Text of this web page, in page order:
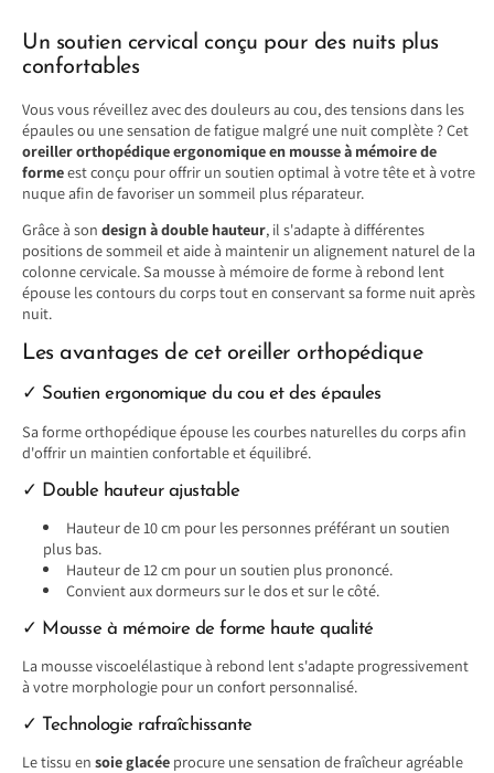
Un soutien cervical conçu pour des nuits plus
confortables
Vous vous réveillez avec des douleurs au cou, des tensions dans les
épaules ou une sensation de fatigue malgré une nuit complète ? Cet
oreiller orthopédique ergonomique en mousse à mémoire de
formeest conçu pour offrir un soutien optimal à votre tête et à votre
nuque afin de favoriser un sommeil plus réparateur.
Grâce à sondesign à double hauteur, il s'adapte à différentes
positions de sommeil et aide à maintenir un alignement naturel de la
colonne cervicale. Sa mousse à mémoire de forme à rebond lent
épouse les contours du corps tout en conservant sa forme nuit après
nuit.
Les avantages de cet oreiller orthopédique
✓ Soutien ergonomique du cou et des épaules
Sa forme orthopédique épouse les courbes naturelles du corps afin
d'offrir un maintien confortable et équilibré.
✓ Double hauteur ajustable
Hauteur de 10 cm pour les personnes préférant un soutien
plus bas.
Hauteur de 12 cm pour un soutien plus prononcé.
Convient aux dormeurs sur le dos et sur le côté.
✓ Mousse à mémoire de forme haute qualité
La mousse viscoelélastique à rebond lent s'adapte progressivement
à votre morphologie pour un confort personnalisé.
✓ Technologie rafraîchissante
Le tissu ensoie glacée procure une sensation de fraîcheur agréable